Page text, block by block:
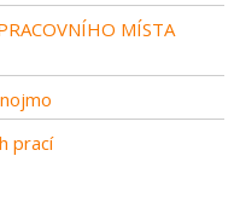
MÍSTA
prací